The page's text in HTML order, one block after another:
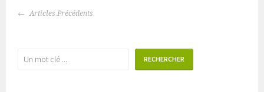
NAVIGATION
Articles Précédents
Rechercher RECHERCHER